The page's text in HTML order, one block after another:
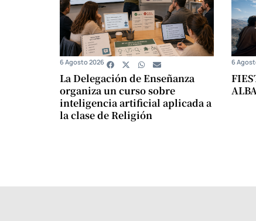
La Delegación de Enseñanza
organiza un curso sobre
inteligencia artificial aplicada a
la clase de Religión
6 Agosto 2026 6